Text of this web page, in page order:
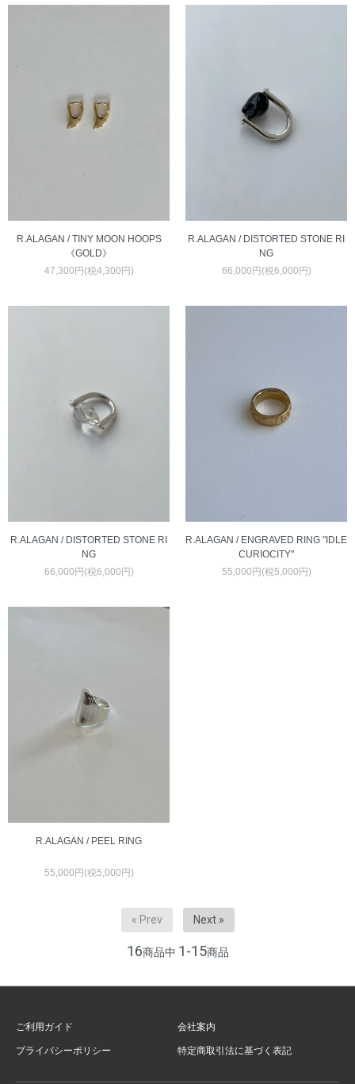
R.ALAGAN / TINY MOON HOOPS
《GOLD》
47,300円(税4,300円)
R.ALAGAN / DISTORTED STONE RI
NG
66,000円(税6,000円)
R.ALAGAN / DISTORTED STONE RI
NG
66,000円(税6,000円)
R.ALAGAN / ENGRAVED RING "IDLE
CURIOCITY"
55,000円(税5,000円)
R.ALAGAN / PEEL RING
55,000円(税5,000円)
« Prev Next »
16商品中 1-15商品
ご利用ガイド 会社案内
プライバシーポリシー 特定商取引法に基づく表記